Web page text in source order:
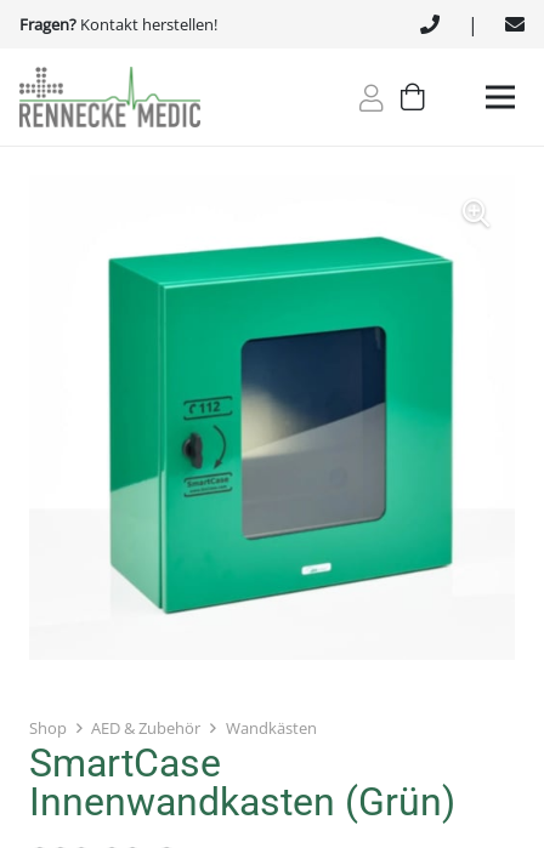
Fragen? Kontakt herstellen! |
Shop AED & Zubehör Wandkästen
SmartCase
Innenwandkasten (Grün)